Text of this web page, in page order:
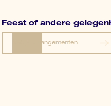
Feest of andere
Bekijk arrangementen